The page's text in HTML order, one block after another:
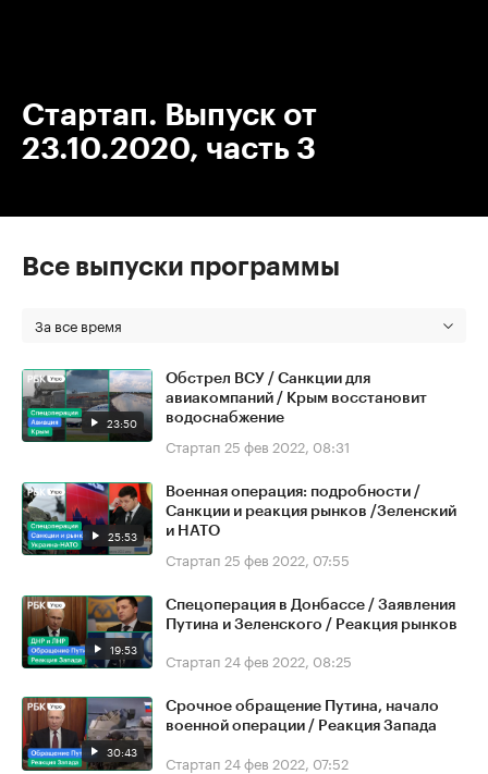
Стартап. Выпуск от
23.10.2020, часть 3
Все выпуски программы
За все время
23:50
Обстрел ВСУ / Санкции для
авиакомпаний / Крым восстановит
водоснабжение
Стартап 25 фев 2022, 08:31
25:53
Военная операция: подробности /
Санкции и реакция рынков /Зеленский
и НАТО
Стартап 25 фев 2022, 07:55
19:53
Спецоперация в Донбассе / Заявления
Путина и Зеленского / Реакция рынков
Стартап 24 фев 2022, 08:25
30:43
Срочное обращение Путина, начало
военной операции / Реакция Запада
Стартап 24 фев 2022, 07:52